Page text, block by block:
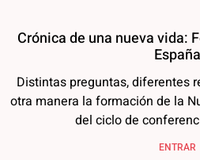
Crónica de una nueva vida:
España
Distintas preguntas, diferentes
otra manera la formación de la
del ciclo de
ENTRAR